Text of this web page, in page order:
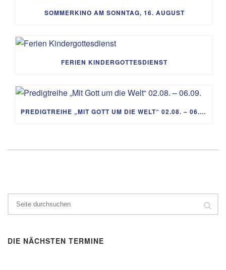
SOMMERKINO AM SONNTAG, 16. AUGUST
FERIEN KINDERGOTTESDIENST
PREDIGTREIHE „MIT GOTT UM DIE WELT“ 02.08. – 06.09.
DIE NÄCHSTEN TERMINE